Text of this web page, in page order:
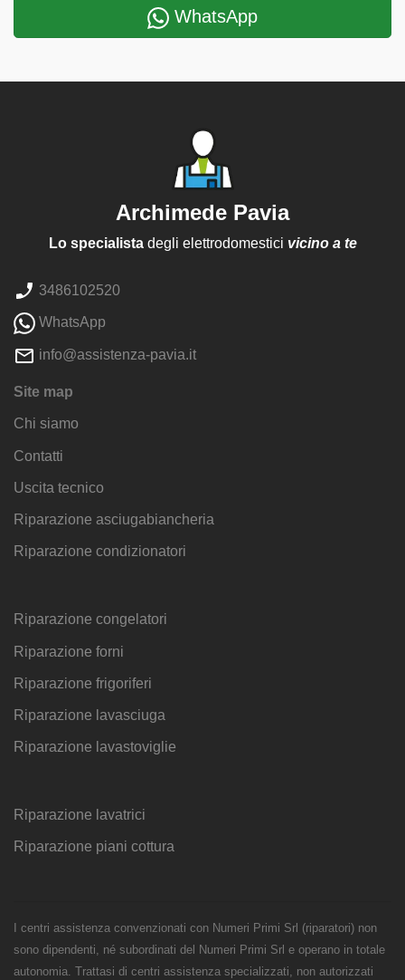
WhatsApp
Archimede Pavia
Lo specialistadegli elettrodomestici vicino a te
3486102520
WhatsApp
info@assistenza-pavia.it
Site map
Chi siamo
Contatti
Uscita tecnico
Riparazione asciugabiancheria
Riparazione condizionatori
Riparazione congelatori
Riparazione forni
Riparazione frigoriferi
Riparazione lavasciuga
Riparazione lavastoviglie
Riparazione lavatrici
Riparazione piani cottura
I centri assistenza convenzionati con Numeri Primi Srl (riparatori) non
sono dipendenti, né subordinati del Numeri Primi Srl e operano in totale
autonomia. Trattasi di centri assistenza specializzati, non autorizzati